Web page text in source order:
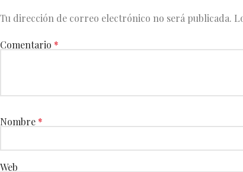
Tu dirección de correo electrónico no será publicada.
Comentario *
Nombre *
Web